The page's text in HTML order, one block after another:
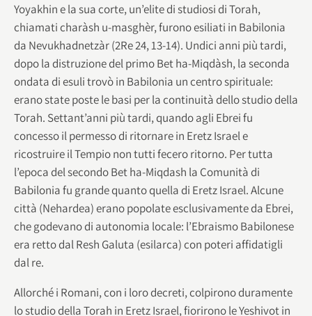
Yoyakhin e la sua corte, un’elite di studiosi di Torah,
chiamati charàsh u-masghèr, furono esiliati in Babilonia
da Nevukhadnetzàr (2Re 24, 13-14). Undici anni più tardi,
dopo la distruzione del primo Bet ha-Miqdàsh, la seconda
ondata di esuli trovò in Babilonia un centro spirituale:
erano state poste le basi per la continuità dello studio della
Torah. Settant’anni più tardi, quando agli Ebrei fu
concesso il permesso di ritornare in Eretz Israel e
ricostruire il Tempio non tutti fecero ritorno. Per tutta
l’epoca del secondo Bet ha-Miqdash la Comunità di
Babilonia fu grande quanto quella di Eretz Israel. Alcune
città (Nehardea) erano popolate esclusivamente da Ebrei,
che godevano di autonomia locale: l’Ebraismo Babilonese
era retto dal Resh Galuta (esilarca) con poteri affidatigli
dal re.
Allorché i Romani, con i loro decreti, colpirono duramente
lo studio della Torah in Eretz Israel, fiorirono le Yeshivot in